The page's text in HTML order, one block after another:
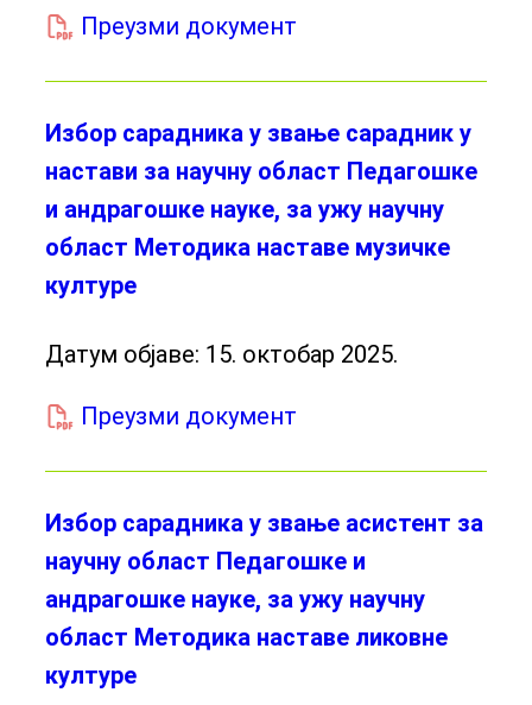
Преузми документ
Избор сарадника у звање сарадник у
настави за научну област Педагошке
и андрагошке науке, за ужу научну
област Методика наставе музичке
културе
Датум објаве: 15. октобар 2025.
Преузми документ
Избор сарадника у звање асистент за
научну област Педагошке и
андрагошке науке, за ужу научну
област Методика наставе ликовне
културе